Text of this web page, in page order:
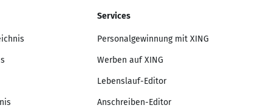
Services
Personalgewinnung mit XING
Werben auf XING
Lebenslauf-Editor
Anschreiben-Editor